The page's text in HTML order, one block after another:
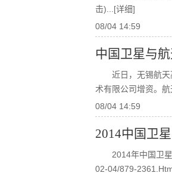
击) ...[详细]
08/04 14:59
中国卫星与
近日，无锡航
术有限公司增资。
08/04 14:59
2014中国卫
2014年中国卫
02-04/879-